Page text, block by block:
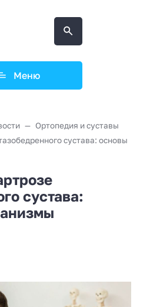
Меню
Ортопедия и суставы
сустава: основы
сустава: